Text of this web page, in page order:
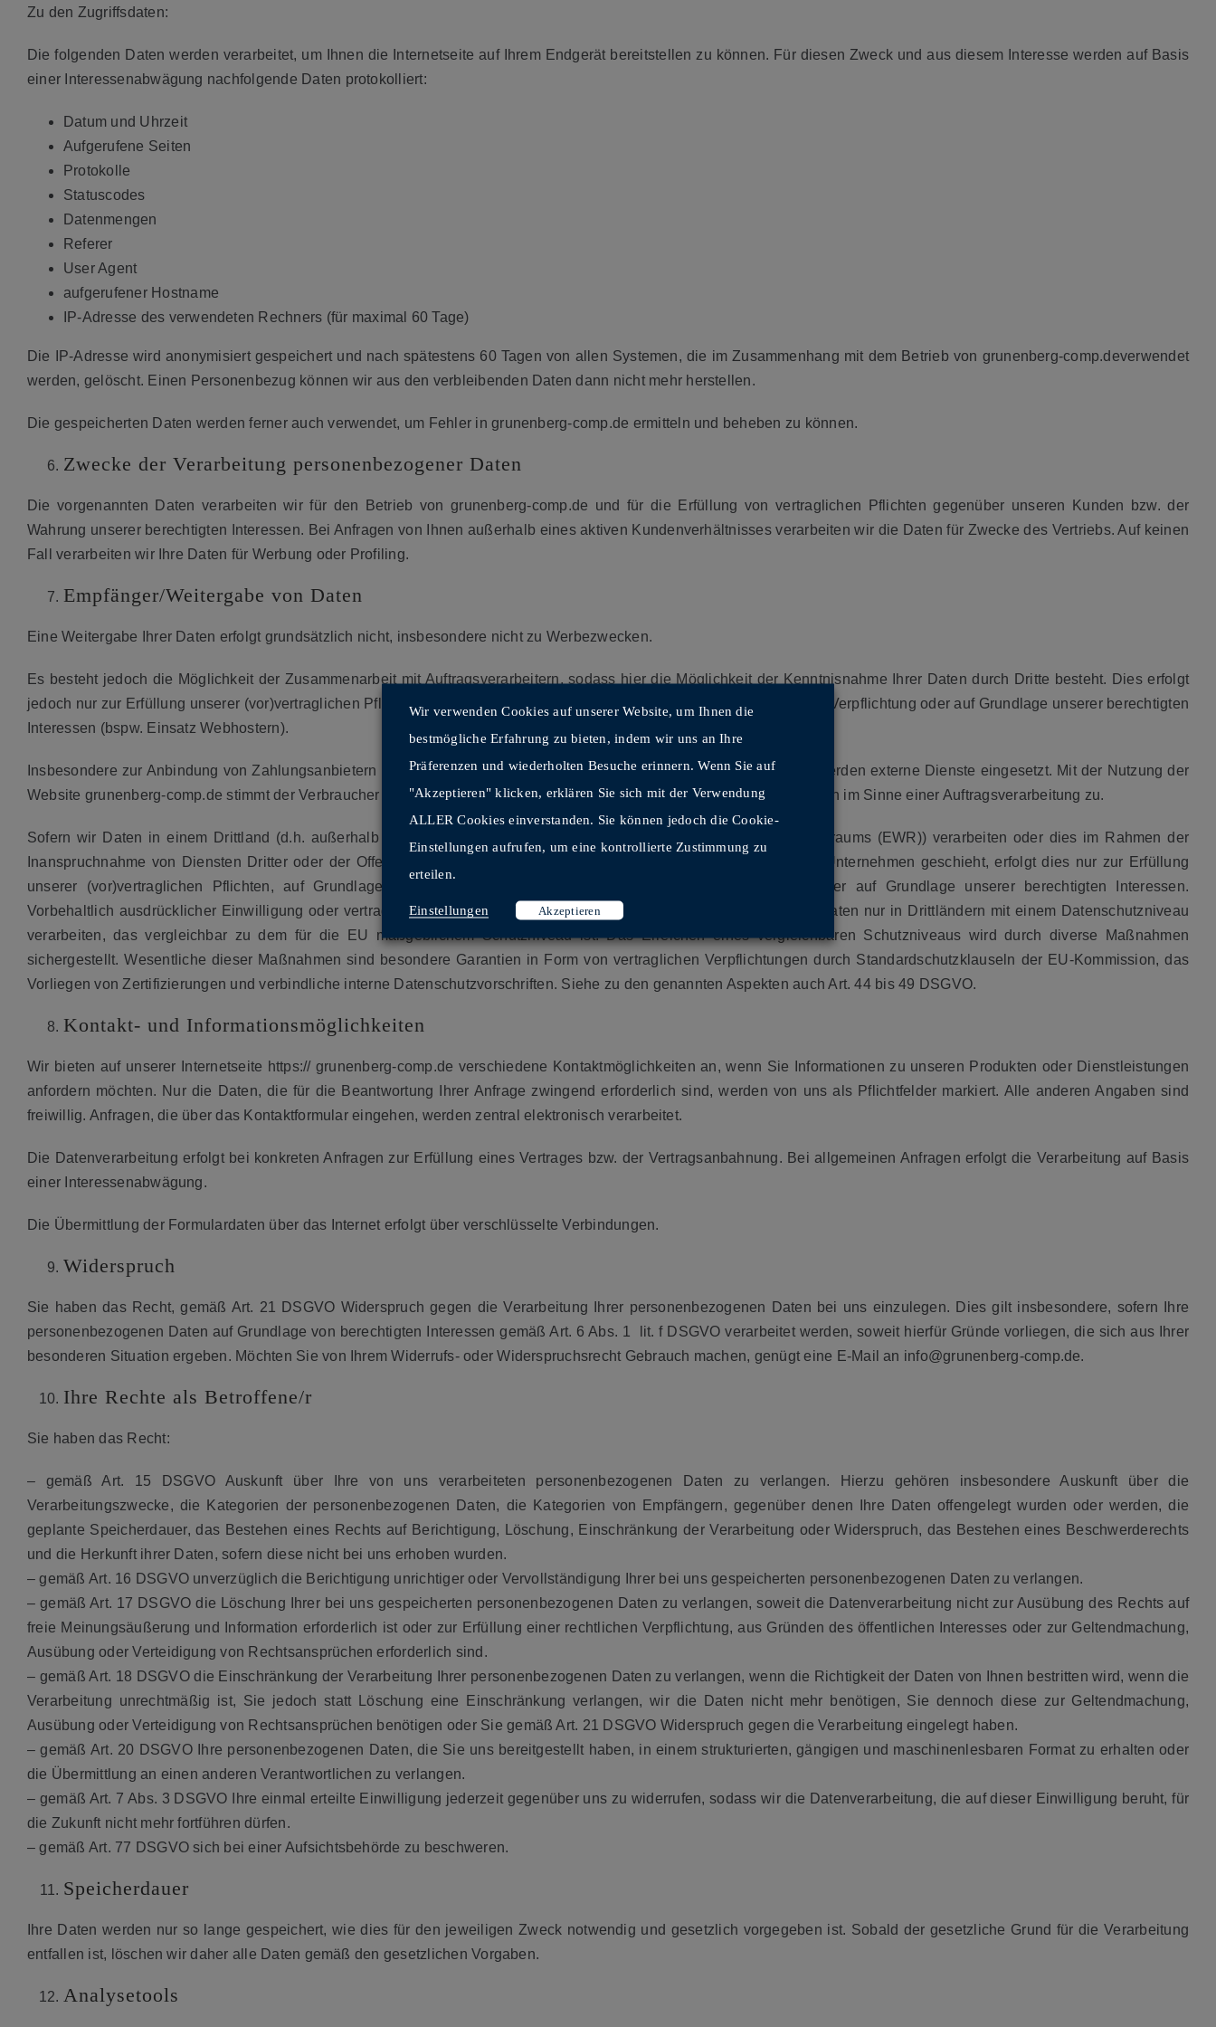
Zu den Zugriffsdaten:
Die folgenden Daten werden verarbeitet, um Ihnen die Internetseite auf Ihrem Endgerät bereitstellen zu können. Für diesen Zweck und aus diesem Interesse werden auf Basis
einer Interessenabwägung nachfolgende Daten protokolliert:
Datum und Uhrzeit
Aufgerufene Seiten
Protokolle
Statuscodes
Datenmengen
Referer
User Agent
aufgerufener Hostname
IP-Adresse des verwendeten Rechners (für maximal 60 Tage)
Die IP-Adresse wird anonymisiert gespeichert und nach spätestens 60 Tagen von allen Systemen, die im Zusammenhang mit dem Betrieb von grunenberg-comp.deverwendet
werden, gelöscht. Einen Personenbezug können wir aus den verbleibenden Daten dann nicht mehr herstellen.
Die gespeicherten Daten werden ferner auch verwendet, um Fehler in grunenberg-comp.de ermitteln und beheben zu können.
Zwecke der Verarbeitung personenbezogener Daten
Die vorgenannten Daten verarbeiten wir für den Betrieb von grunenberg-comp.de und für die Erfüllung von vertraglichen Pflichten gegenüber unseren Kunden bzw. der
Wahrung unserer berechtigten Interessen. Bei Anfragen von Ihnen außerhalb eines aktiven Kundenverhältnisses verarbeiten wir die Daten für Zwecke des Vertriebs. Auf keinen
Fall verarbeiten wir Ihre Daten für Werbung oder Profiling.
Empfänger/Weitergabe von Daten
Eine Weitergabe Ihrer Daten erfolgt grundsätzlich nicht, insbesondere nicht zu Werbezwecken.
Es besteht jedoch die Möglichkeit der Zusammenarbeit mit Auftragsverarbeitern, sodass hier die Möglichkeit der Kenntnisnahme Ihrer Daten durch Dritte besteht. Dies erfolgt
jedoch nur zur Erfüllung unserer (vor)vertraglichen Pflichten, auf Grundlage Ihrer Einwilligung, aufgrund einer rechtlichen Verpflichtung oder auf Grundlage unserer berechtigten
Interessen (bspw. Einsatz Webhostern).
Insbesondere zur Anbindung von Zahlungsanbietern für die Bezahlung der Lizenzgebühren von Grunenberg & Comp. werden externe Dienste eingesetzt. Mit der Nutzung der
Website grunenberg-comp.de stimmt der Verbraucher oder das nutzende Unternehmen dem Einsatz von externen Diensten im Sinne einer Auftragsverarbeitung zu.
Sofern wir Daten in einem Drittland (d.h. außerhalb der Europäischen Union (EU) oder des Europäischen Wirtschaftsraums (EWR)) verarbeiten oder dies im Rahmen der
Inanspruchnahme von Diensten Dritter oder der Offenlegung bzw. Übermittlung von Daten an andere Personen oder Unternehmen geschieht, erfolgt dies nur zur Erfüllung
unserer (vor)vertraglichen Pflichten, auf Grundlage Ihrer Einwilligung, aufgrund einer rechtlichen Verpflichtung oder auf Grundlage unserer berechtigten Interessen.
Vorbehaltlich ausdrücklicher Einwilligung oder vertraglich erforderlicher Übermittlung, verarbeiten oder lassen wir die Daten nur in Drittländern mit einem Datenschutzniveau
verarbeiten, das vergleichbar zu dem für die EU maßgeblichem Schutzniveau ist. Das Erreichen eines vergleichbaren Schutzniveaus wird durch diverse Maßnahmen
sichergestellt. Wesentliche dieser Maßnahmen sind besondere Garantien in Form von vertraglichen Verpflichtungen durch Standardschutzklauseln der EU-Kommission, das
Vorliegen von Zertifizierungen und verbindliche interne Datenschutzvorschriften. Siehe zu den genannten Aspekten auch Art. 44 bis 49 DSGVO.
Kontakt- und Informationsmöglichkeiten
Wir bieten auf unserer Internetseite https:// grunenberg-comp.de verschiedene Kontaktmöglichkeiten an, wenn Sie Informationen zu unseren Produkten oder Dienstleistungen
anfordern möchten. Nur die Daten, die für die Beantwortung Ihrer Anfrage zwingend erforderlich sind, werden von uns als Pflichtfelder markiert. Alle anderen Angaben sind
freiwillig. Anfragen, die über das Kontaktformular eingehen, werden zentral elektronisch verarbeitet.
Die Datenverarbeitung erfolgt bei konkreten Anfragen zur Erfüllung eines Vertrages bzw. der Vertragsanbahnung. Bei allgemeinen Anfragen erfolgt die Verarbeitung auf Basis
einer Interessenabwägung.
Die Übermittlung der Formulardaten über das Internet erfolgt über verschlüsselte Verbindungen.
Widerspruch
Sie haben das Recht, gemäß Art. 21 DSGVO Widerspruch gegen die Verarbeitung Ihrer personenbezogenen Daten bei uns einzulegen. Dies gilt insbesondere, sofern Ihre
personenbezogenen Daten auf Grundlage von berechtigten Interessen gemäß Art. 6 Abs. 1 lit. f DSGVO verarbeitet werden, soweit hierfür Gründe vorliegen, die sich aus Ihrer
besonderen Situation ergeben. Möchten Sie von Ihrem Widerrufs- oder Widerspruchsrecht Gebrauch machen, genügt eine E-Mail an info@grunenberg-comp.de.
Ihre Rechte als Betroffene/r
Sie haben das Recht:
– gemäß Art. 15 DSGVO Auskunft über Ihre von uns verarbeiteten personenbezogenen Daten zu verlangen. Hierzu gehören insbesondere Auskunft über die
Verarbeitungszwecke, die Kategorien der personenbezogenen Daten, die Kategorien von Empfängern, gegenüber denen Ihre Daten offengelegt wurden oder werden, die
geplante Speicherdauer, das Bestehen eines Rechts auf Berichtigung, Löschung, Einschränkung der Verarbeitung oder Widerspruch, das Bestehen eines Beschwerderechts
und die Herkunft ihrer Daten, sofern diese nicht bei uns erhoben wurden.
– gemäß Art. 16 DSGVO unverzüglich die Berichtigung unrichtiger oder Vervollständigung Ihrer bei uns gespeicherten personenbezogenen Daten zu verlangen.
– gemäß Art. 17 DSGVO die Löschung Ihrer bei uns gespeicherten personenbezogenen Daten zu verlangen, soweit die Datenverarbeitung nicht zur Ausübung des Rechts auf
freie Meinungsäußerung und Information erforderlich ist oder zur Erfüllung einer rechtlichen Verpflichtung, aus Gründen des öffentlichen Interesses oder zur Geltendmachung,
Ausübung oder Verteidigung von Rechtsansprüchen erforderlich sind.
– gemäß Art. 18 DSGVO die Einschränkung der Verarbeitung Ihrer personenbezogenen Daten zu verlangen, wenn die Richtigkeit der Daten von Ihnen bestritten wird, wenn die
Verarbeitung unrechtmäßig ist, Sie jedoch statt Löschung eine Einschränkung verlangen, wir die Daten nicht mehr benötigen, Sie dennoch diese zur Geltendmachung,
Ausübung oder Verteidigung von Rechtsansprüchen benötigen oder Sie gemäß Art. 21 DSGVO Widerspruch gegen die Verarbeitung eingelegt haben.
– gemäß Art. 20 DSGVO Ihre personenbezogenen Daten, die Sie uns bereitgestellt haben, in einem strukturierten, gängigen und maschinenlesbaren Format zu erhalten oder
die Übermittlung an einen anderen Verantwortlichen zu verlangen.
– gemäß Art. 7 Abs. 3 DSGVO Ihre einmal erteilte Einwilligung jederzeit gegenüber uns zu widerrufen, sodass wir die Datenverarbeitung, die auf dieser Einwilligung beruht, für
die Zukunft nicht mehr fortführen dürfen.
– gemäß Art. 77 DSGVO sich bei einer Aufsichtsbehörde zu beschweren.
Speicherdauer
Ihre Daten werden nur so lange gespeichert, wie dies für den jeweiligen Zweck notwendig und gesetzlich vorgegeben ist. Sobald der gesetzliche Grund für die Verarbeitung
entfallen ist, löschen wir daher alle Daten gemäß den gesetzlichen Vorgaben.
Analysetools
Wir verwenden Cookies auf unserer Website, um Ihnen die
bestmögliche Erfahrung zu bieten, indem wir uns an Ihre
Präferenzen und wiederholten Besuche erinnern. Wenn Sie auf
"Akzeptieren" klicken, erklären Sie sich mit der Verwendung
ALLER Cookies einverstanden. Sie können jedoch die Cookie-
Einstellungen aufrufen, um eine kontrollierte Zustimmung zu
erteilen.
Einstellungen Akzeptieren